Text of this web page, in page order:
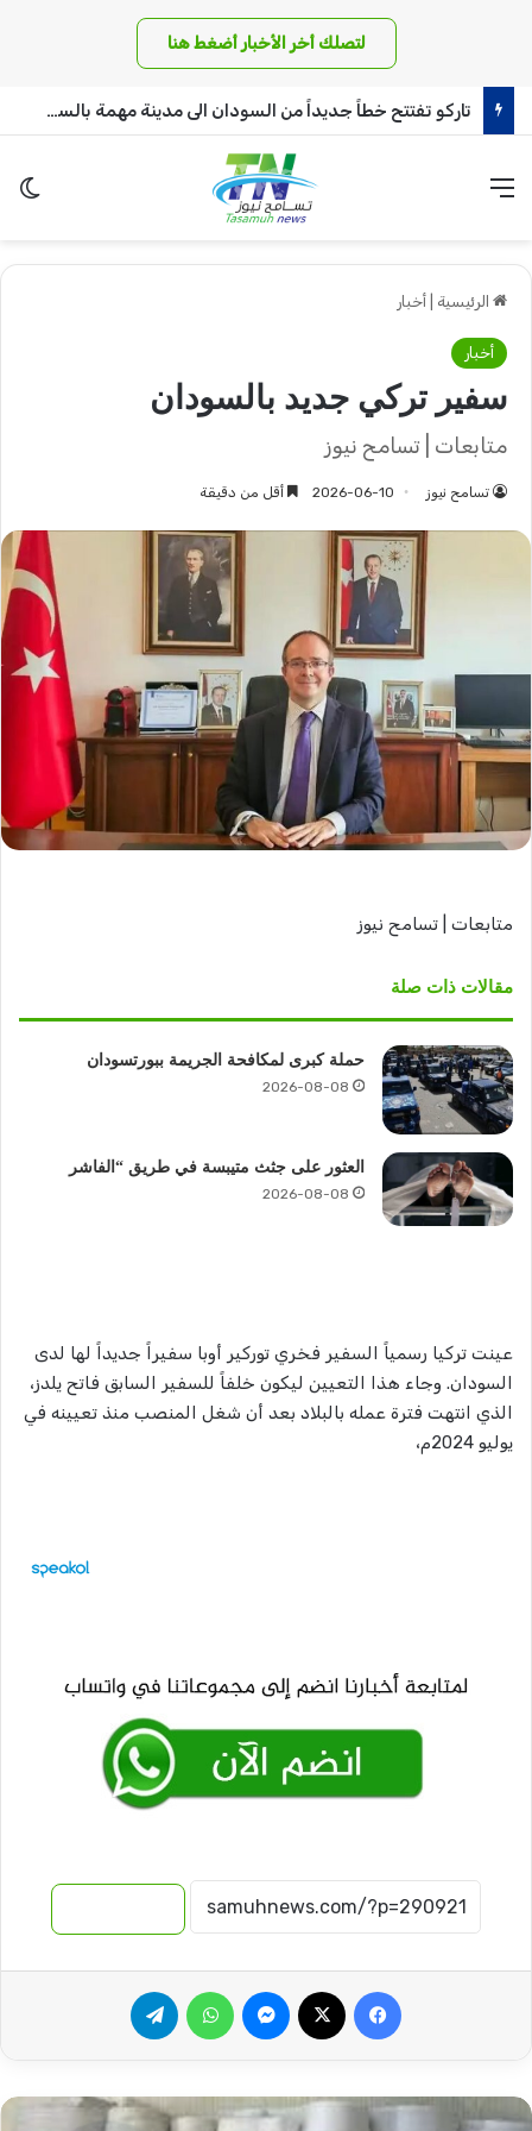
لتصلك أخر الأخبار أضغط هنا
تاركو تفتتح خطاً جديداً من السودان الى مدينة مهمة بالسعودية
القائمة
الرئيسية أخبار
أخبار
سفير تركي جديد بالسودان
متابعات | تسامح نيوز
تسامح نيوز 2026-06-10 أقل من دقيقة
متابعات | تسامح نيوز
مقالات ذات صلة
حملة كبرى لمكافحة الجريمة ببورتسودان
2026-08-08
العثور على جثث متيبسة في طريق “الفاشر
2026-08-08
عينت تركيا رسمياً السفير فخري توركير أوبا سفيراً جديداً لها لدى
السودان. وجاء هذا التعيين ليكون خلفاً للسفير السابق فاتح يلدز،
الذي انتهت فترة عمله بالبلاد بعد أن شغل المنصب منذ تعيينه في
يوليو 2024م،
فيسبوك ماسنجر واتساب